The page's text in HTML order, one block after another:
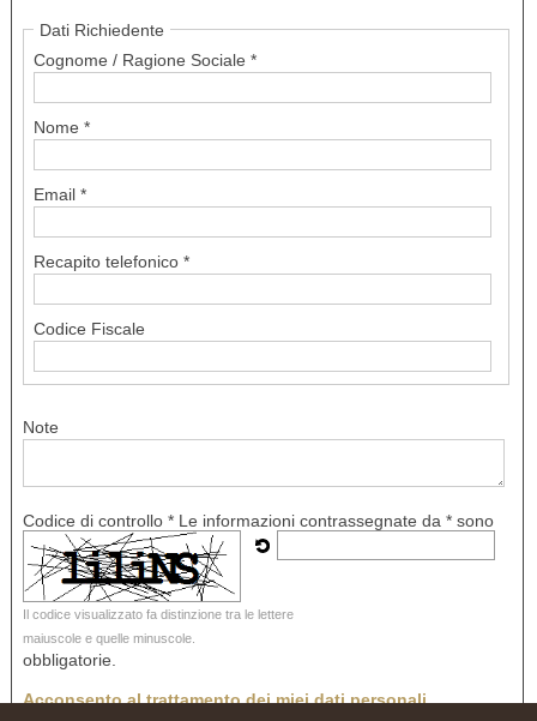
Dati Richiedente
Cognome / Ragione Sociale *
Nome *
Email *
Recapito telefonico *
Codice Fiscale
Note
Codice di controllo *
Il codice visualizzato fa distinzione tra le lettere
maiuscole e quelle minuscole.
Le informazioni contrassegnate da * sono
obbligatorie.
Acconsento al trattamento dei miei dati personali